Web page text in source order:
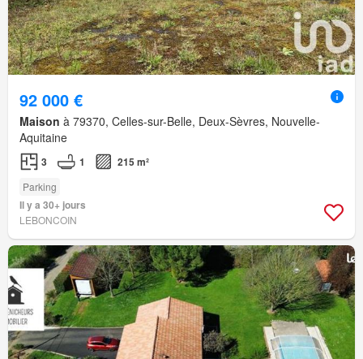
92 000 €
Maison à 79370, Celles-sur-Belle, Deux-Sèvres, Nouvelle-
Aquitaine
3 1 215 m²
Parking
Il y a 30+ jours
LEBONCOIN